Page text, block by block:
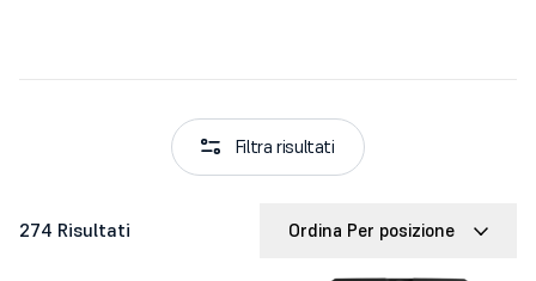
Filtra risultati
274 Risultati Ordina Per posizione